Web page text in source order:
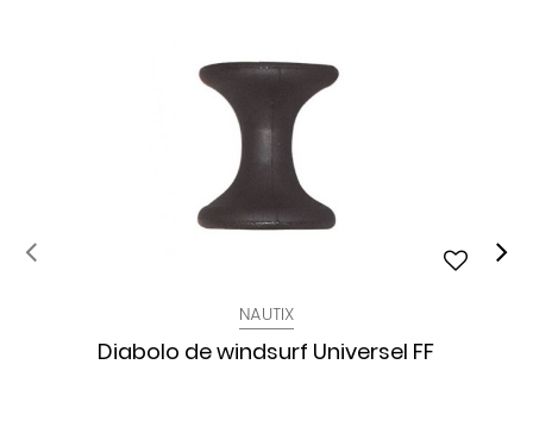
NAUTIX
Diabolo de windsurf Universel FF